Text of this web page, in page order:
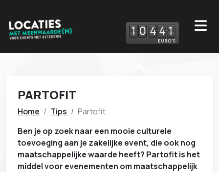
10 441
PARTOFIT
Home Tips
Partofit
Ben je op zoek naar een mooie culturele
toevoeging aan je zakelijke event, die ook nog
maatschappelijke waarde heeft? Partofit is het
middel voor evenementen om maatschappelijk